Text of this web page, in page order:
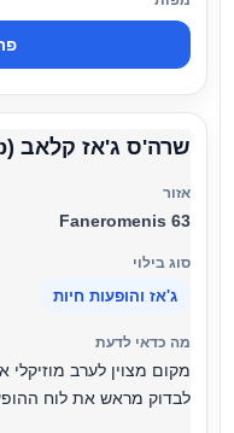
שרה'ס ג'אז קלאב (Sarah's Jazz Club)
Faneromenis 63
ג'אז והופעות חיות
מקום מצוין לערב מוזיקלי
לבדוק מראש את לוח